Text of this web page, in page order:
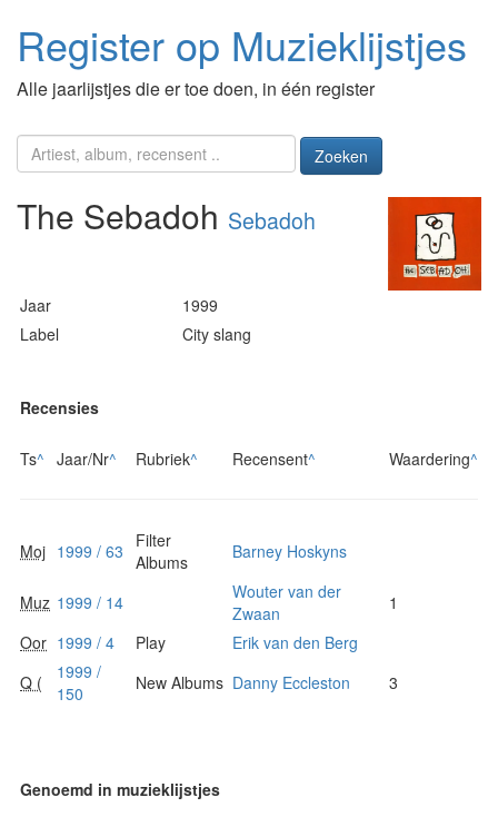
Register op Muzieklijstjes
Alle jaarlijstjes die er toe doen, in één register
Zoeken
The Sebadoh Sebadoh
Jaar
1999
Label
City slang
Recensies
Ts^ Jaar/Nr^ Rubriek^ Recensent^ Waardering^
Moj 1999 / 63
Filter
Albums
Barney Hoskyns
Muz 1999 / 14
Wouter van der
Zwaan
1
Oor 1999 / 4 Play
Erik van den Berg
Q (
1999 /
150
New Albums Danny Eccleston 3
Genoemd in muzieklijstjes